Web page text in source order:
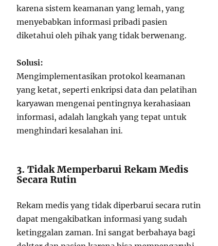
karena sistem keamanan yang lemah, yang
menyebabkan informasi pribadi pasien
diketahui oleh pihak yang tidak berwenang.
Solusi:
Mengimplementasikan protokol keamanan
yang ketat, seperti enkripsi data dan pelatihan
karyawan mengenai pentingnya kerahasiaan
informasi, adalah langkah yang tepat untuk
menghindari kesalahan ini.
3. Tidak Memperbarui Rekam Medis
Secara Rutin
Rekam medis yang tidak diperbarui secara rutin
dapat mengakibatkan informasi yang sudah
ketinggalan zaman. Ini sangat berbahaya bagi